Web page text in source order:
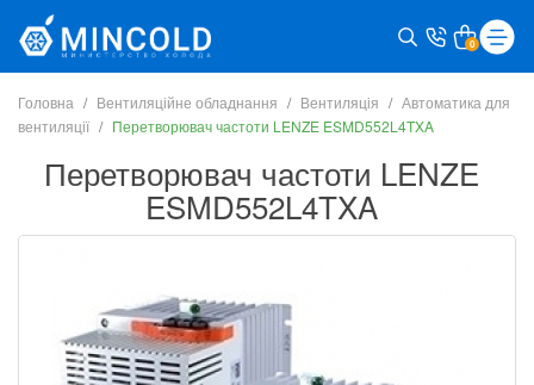
0
Головна Вентиляційне обладнання Вентиляція
Автоматика для
вентиляції
Перетворювач частоти LENZE ESMD552L4TXA
Перетворювач частоти LENZE
ESMD552L4TXA